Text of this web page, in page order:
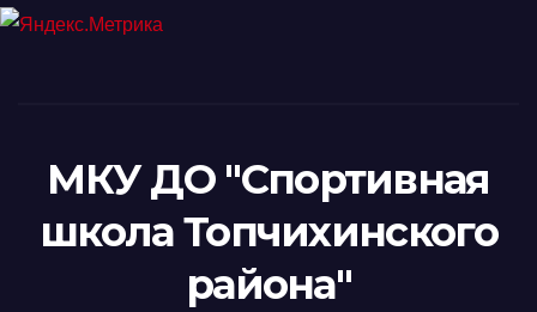
МКУ ДО "Спортивная
школа Топчихинского
района"